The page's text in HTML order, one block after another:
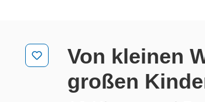
Von kleinen
großen